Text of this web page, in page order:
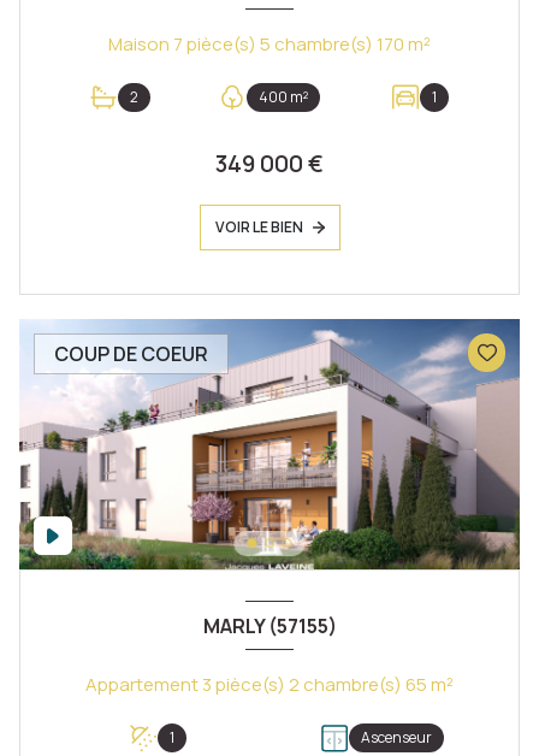
Maison 7 pièce(s) 5 chambre(s) 170 m²
2 400 m² 1
349 000 €
VOIR LE BIEN
COUP DE COEUR
MARLY (57155)
Appartement 3 pièce(s) 2 chambre(s) 65 m²
1 Ascenseur